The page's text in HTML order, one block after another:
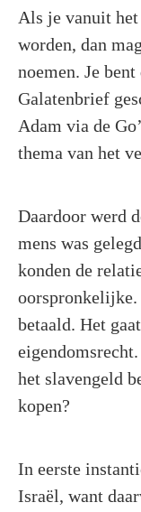
Als je vanuit
worden, dan
noemen. Je
Galatenbrief
Adam via de
thema van het
Daardoor werd
mens was
konden de
oorspronkelijke.
betaald. Het
het slavengeld
kopen?
In eerste
Israël, want